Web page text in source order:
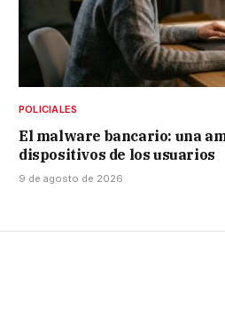
POLICIALES
El malware bancario: una
dispositivos de los usuarios
9 de agosto de 2026